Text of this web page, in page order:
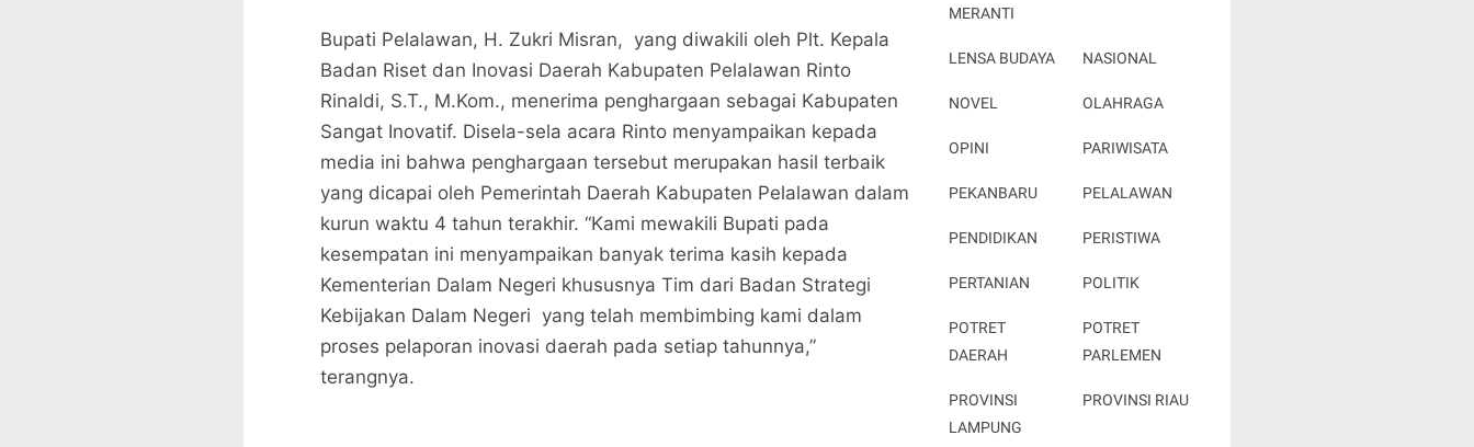
Bupati Pelalawan, H. Zukri Misran, yang diwakili oleh Plt. Kepala
Badan Riset dan Inovasi Daerah Kabupaten Pelalawan Rinto
Rinaldi, S.T., M.Kom., menerima penghargaan sebagai Kabupaten
Sangat Inovatif. Disela-sela acara Rinto menyampaikan kepada
media ini bahwa penghargaan tersebut merupakan hasil terbaik
yang dicapai oleh Pemerintah Daerah Kabupaten Pelalawan dalam
kurun waktu 4 tahun terakhir. “Kami mewakili Bupati pada
kesempatan ini menyampaikan banyak terima kasih kepada
Kementerian Dalam Negeri khususnya Tim dari Badan Strategi
Kebijakan Dalam Negeri yang telah membimbing kami dalam
proses pelaporan inovasi daerah pada setiap tahunnya,”
terangnya.
MERANTI
LENSA BUDAYA NASIONAL
NOVEL OLAHRAGA
OPINI PARIWISATA
PEKANBARU PELALAWAN
PENDIDIKAN PERISTIWA
PERTANIAN POLITIK
POTRET
DAERAH
POTRET
PARLEMEN
PROVINSI
LAMPUNG
PROVINSI RIAU